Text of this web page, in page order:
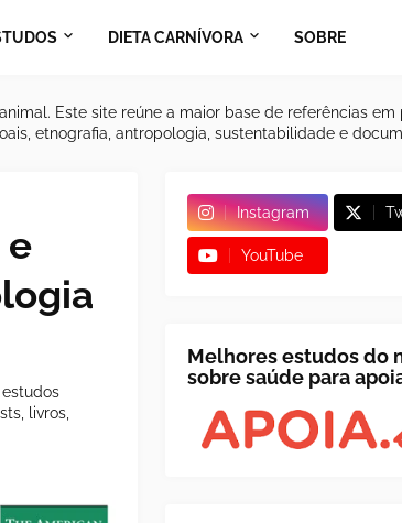
DIETA CARNÍVORA SOBRE
Este site reúne a maior base de referências em
etnografia, antropologia, sustentabilidade e
e
livros,
Instagram
YouTube
Melhores estudos do
sobre saúde para